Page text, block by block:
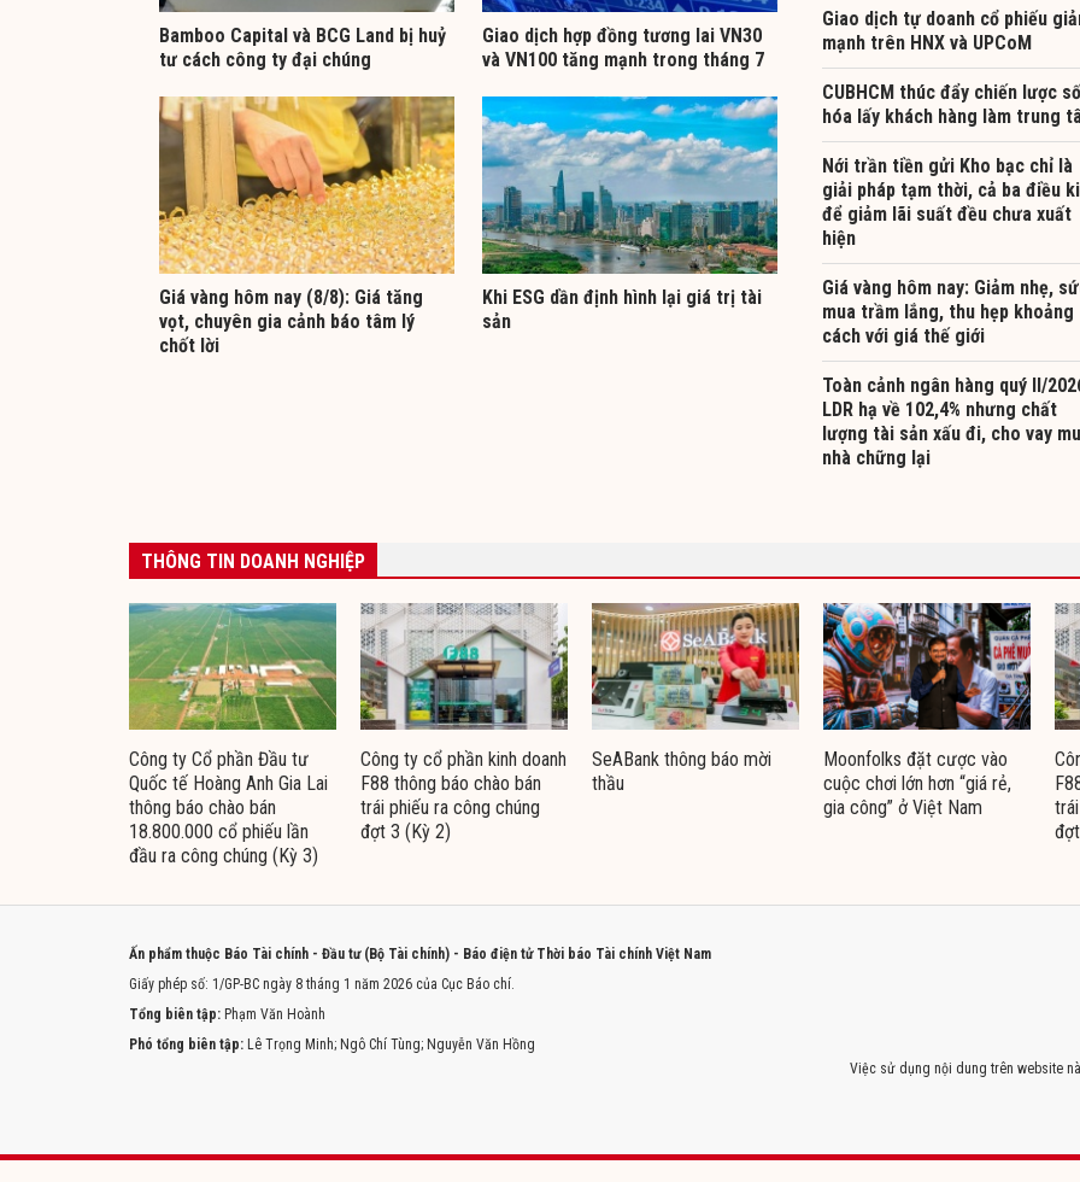
Bamboo Capital và BCG Land bị huỷ
tư cách công ty đại chúng
Giao dịch hợp đồng tương lai VN30
và VN100 tăng mạnh trong tháng 7
Giá vàng hôm nay (8/8): Giá tăng
vọt, chuyên gia cảnh báo tâm lý
chốt lời
Khi ESG dần định hình lại giá trị tài
sản
Giao dịch tự doanh cổ phiếu
mạnh trên HNX và UPCoM
CUBHCM thúc đẩy chiến lược số
hóa lấy khách hàng làm trung
Nới trần tiền gửi Kho bạc chỉ là
giải pháp tạm thời, cả ba điều
để giảm lãi suất đều chưa xuất
hiện
Giá vàng hôm nay: Giảm nhẹ,
mua trầm lắng, thu hẹp khoảng
cách với giá thế giới
Toàn cảnh ngân hàng quý II/
LDR hạ về 102,4% nhưng chất
lượng tài sản xấu đi, cho vay
nhà chững lại
THÔNG TIN DOANH NGHIỆP
Công ty Cổ phần Đầu tư
Quốc tế Hoàng Anh Gia Lai
thông báo chào bán
18.800.000 cổ phiếu lần
đầu ra công chúng (Kỳ 3)
Công ty cổ phần kinh doanh
F88 thông báo chào bán
trái phiếu ra công chúng
đợt 3 (Kỳ 2)
SeABank thông báo mời
thầu
Moonfolks đặt cược vào
cuộc chơi lớn hơn “giá rẻ,
gia công” ở Việt Nam
Ấn phẩm thuộc Báo Tài chính - Đầu tư (Bộ Tài chính) - Báo điện tử Thời báo Tài chính Việt Nam
Giấy phép số: 1/GP-BC ngày 8 tháng 1 năm 2026 của Cục Báo chí.
Tổng biên tập: Phạm Văn Hoành
Phó tổng biên tập: Lê Trọng Minh; Ngô Chí Tùng; Nguyễn Văn Hồng
Việc sử dụng nội dung trên website